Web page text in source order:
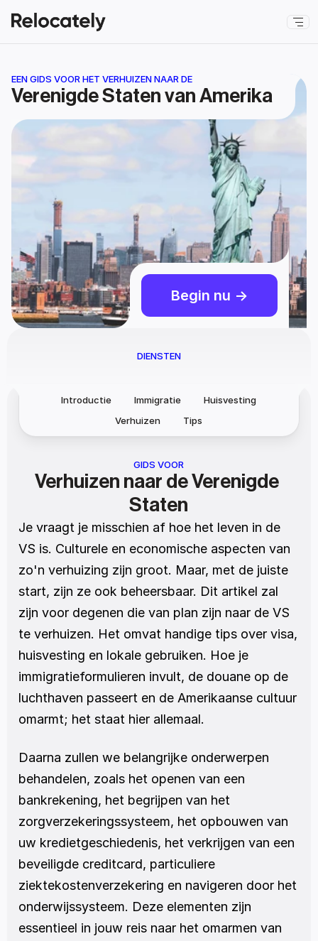
EEN GIDS VOOR HET VERHUIZEN NAAR DE
Verenigde Staten van Amerika
Begin nu ->
DIENSTEN
Introductie Immigratie
Huisvesting
Verhuizen
Tips
GIDS VOOR
Verhuizen naar de Verenigde
Staten
Je vraagt je misschien af hoe het leven in de
VS is. Culturele en economische aspecten van
zo'n verhuizing zijn groot. Maar, met de juiste
start, zijn ze ook beheersbaar. Dit artikel zal
zijn voor degenen die van plan zijn naar de VS
te verhuizen. Het omvat handige tips over visa,
huisvesting en lokale gebruiken. Hoe je
immigratieformulieren invult, de douane op de
luchthaven passeert en de Amerikaanse cultuur
omarmt; het staat hier allemaal.
Daarna zullen we belangrijke onderwerpen
behandelen, zoals het openen van een
bankrekening, het begrijpen van het
zorgverzekeringssysteem, het opbouwen van
uw kredietgeschiedenis, het verkrijgen van een
beveiligde creditcard, particuliere
ziektekostenverzekering en navigeren door het
onderwijssysteem. Deze elementen zijn
essentieel in jouw reis naar het omarmen van